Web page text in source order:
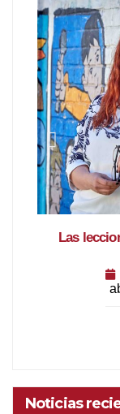
Las
Noticias